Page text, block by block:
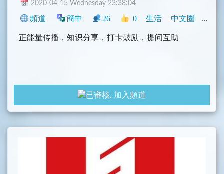
2020-04-15 Wednesday 23:38:04
頻道 簡中 26 0 生活 中文圈 興趣
正能量传播，知识分享，打卡鼓励，提问互助
加入頻道